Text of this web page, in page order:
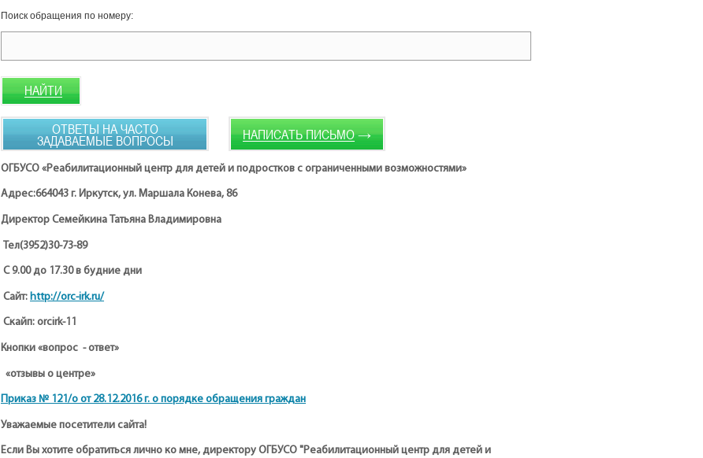
Поиск обращения по номеру:
НАЙТИ
ОТВЕТЫ НА ЧАСТО
ЗАДАВАЕМЫЕ ВОПРОСЫ
→
НАПИСАТЬ ПИСЬМО→
ОГБУСО «Реабилитационный центр для детей и подростков с ограниченными возможностями»
Адрес:664043 г. Иркутск, ул. Маршала Конева, 86
Директор Семейкина Татьяна Владимировна
Тел(3952)30-73-89
С 9.00 до 17.30 в будние дни
Сайт: http://orc-irk.ru/
Скайп: orcirk-11
Кнопки «вопрос - ответ»
«отзывы о центре»
Приказ № 121/о от 28.12.2016 г. о порядке обращения граждан
Уважаемые посетители сайта!
Если Вы хотите обратиться лично ко мне, директору ОГБУСО "Реабилитационный центр для детей и